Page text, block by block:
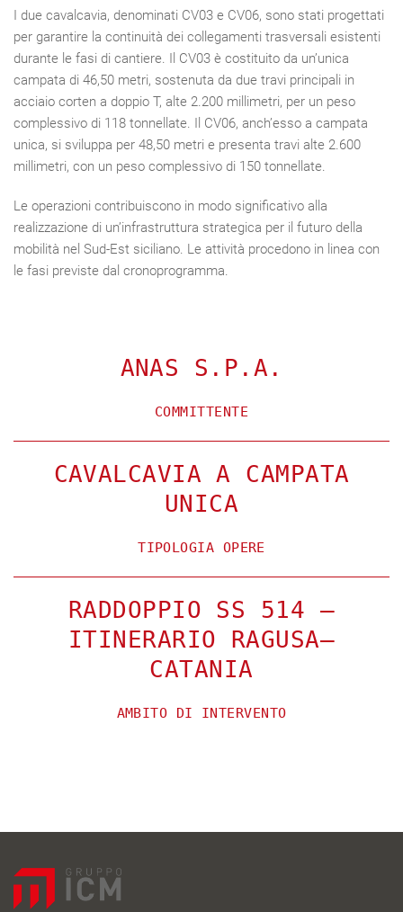
I due cavalcavia, denominati CV03 e CV06, sono stati progettati
per garantire la continuità dei collegamenti trasversali esistenti
durante le fasi di cantiere. Il CV03 è costituito da un’unica
campata di 46,50 metri, sostenuta da due travi principali in
acciaio corten a doppio T, alte 2.200 millimetri, per un peso
complessivo di 118 tonnellate. Il CV06, anch’esso a campata
unica, si sviluppa per 48,50 metri e presenta travi alte 2.600
millimetri, con un peso complessivo di 150 tonnellate.
Le operazioni contribuiscono in modo significativo alla
realizzazione di un’infrastruttura strategica per il futuro della
mobilità nel Sud-Est siciliano. Le attività procedono in linea con
le fasi previste dal cronoprogramma.
ANAS S.P.A.
COMMITTENTE
CAVALCAVIA A CAMPATA
UNICA
TIPOLOGIA OPERE
RADDOPPIO SS 514 –
ITINERARIO RAGUSA–
CATANIA
AMBITO DI INTERVENTO